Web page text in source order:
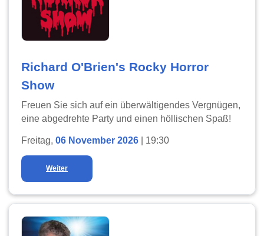
Richard O'Brien's Rocky Horror
Show
Freuen Sie sich auf ein überwältigendes Vergnügen,
eine abgedrehte Party und einen höllischen Spaß!
Freitag, 06 November 2026 | 19:30
Weiter